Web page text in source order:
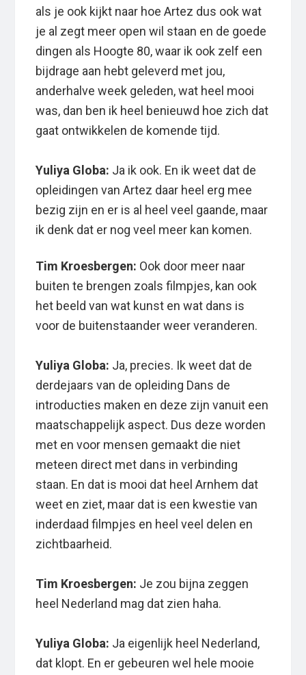
als je ook kijkt naar hoe Artez dus ook wat
je al zegt meer open wil staan en de goede
dingen als Hoogte 80, waar ik ook zelf een
bijdrage aan hebt geleverd met jou,
anderhalve week geleden, wat heel mooi
was, dan ben ik heel benieuwd hoe zich dat
gaat ontwikkelen de komende tijd.
Yuliya Globa: Ja ik ook. En ik weet dat de
opleidingen van Artez daar heel erg mee
bezig zijn en er is al heel veel gaande, maar
ik denk dat er nog veel meer kan komen.
Tim Kroesbergen: Ook door meer naar
buiten te brengen zoals filmpjes, kan ook
het beeld van wat kunst en wat dans is
voor de buitenstaander weer veranderen.
Yuliya Globa: Ja, precies. Ik weet dat de
derdejaars van de opleiding Dans de
introducties maken en deze zijn vanuit een
maatschappelijk aspect. Dus deze worden
met en voor mensen gemaakt die niet
meteen direct met dans in verbinding
staan. En dat is mooi dat heel Arnhem dat
weet en ziet, maar dat is een kwestie van
inderdaad filmpjes en heel veel delen en
zichtbaarheid.
Tim Kroesbergen: Je zou bijna zeggen
heel Nederland mag dat zien haha.
Yuliya Globa: Ja eigenlijk heel Nederland,
dat klopt. En er gebeuren wel hele mooie